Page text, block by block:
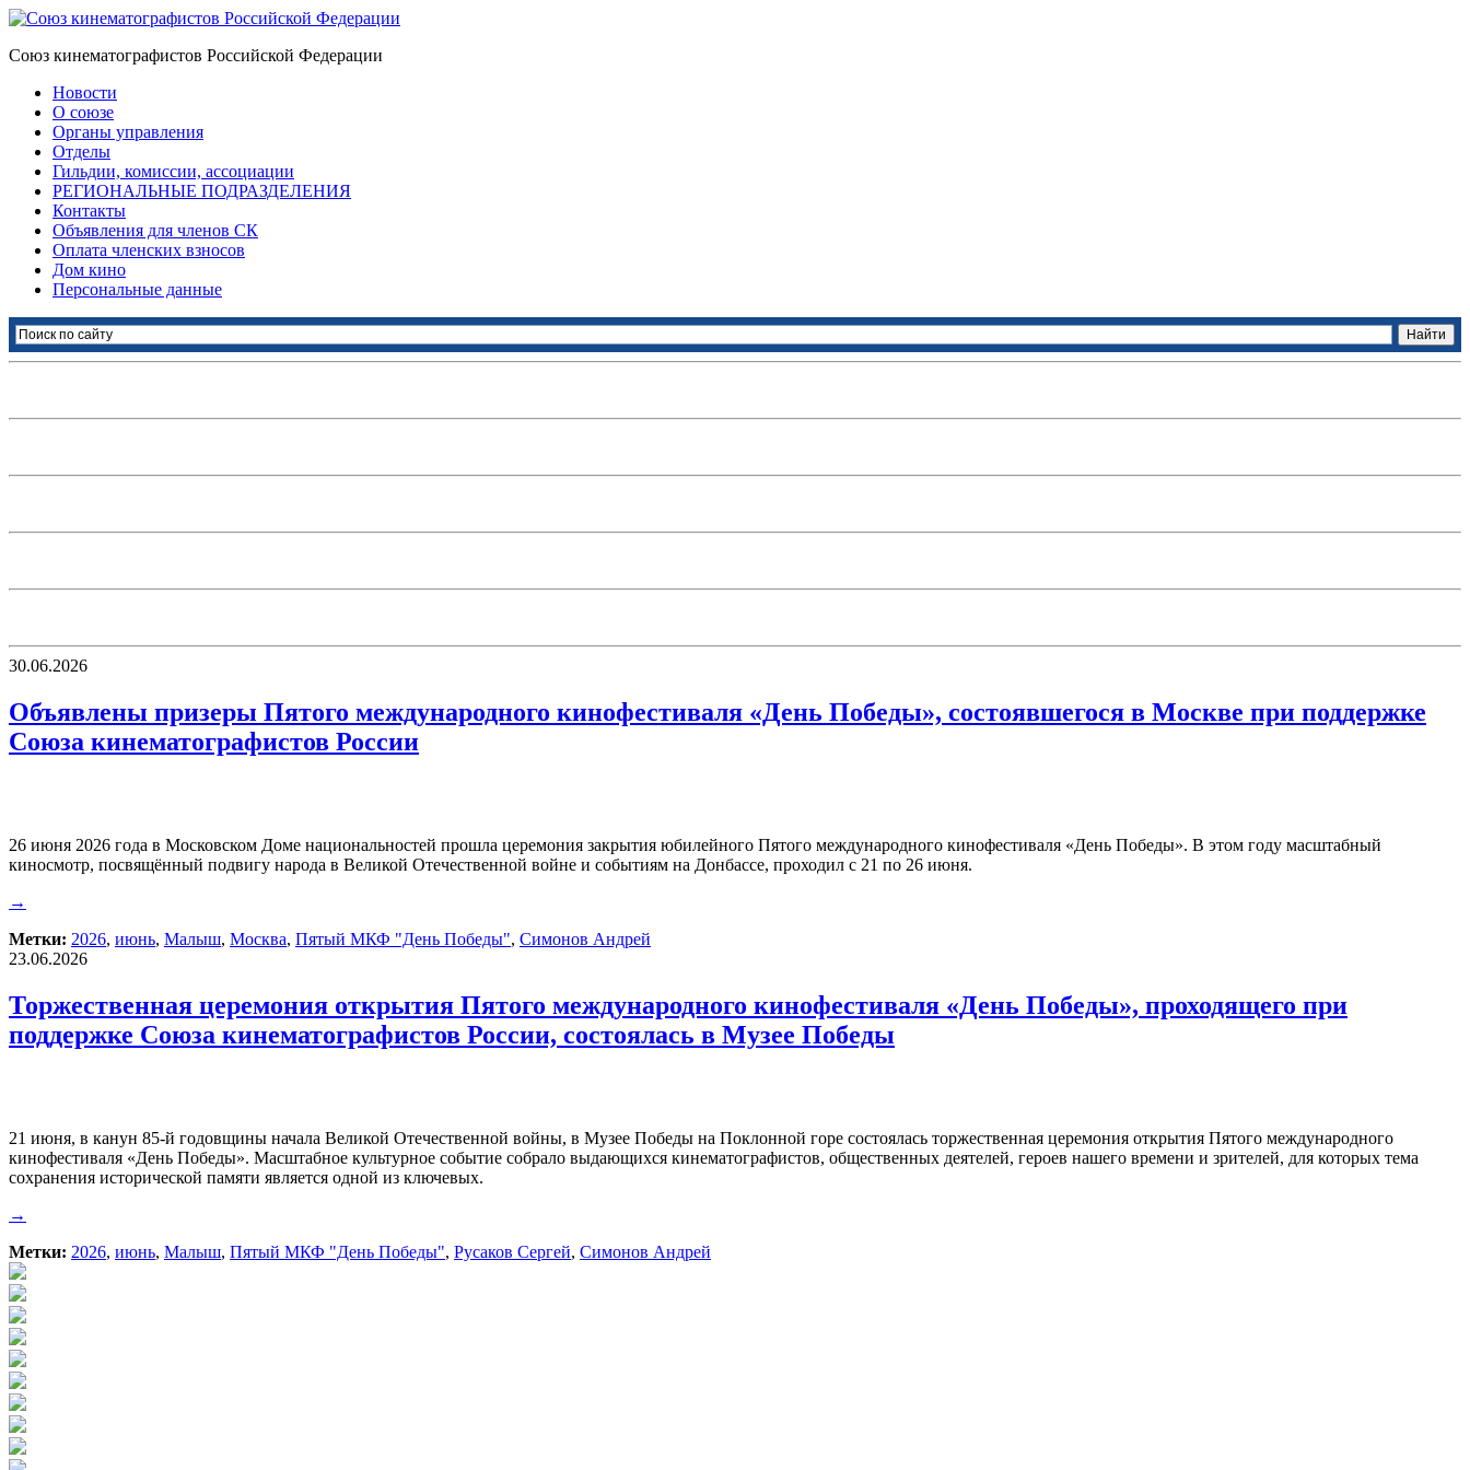
Союз кинематографистов Российской Федерации
Новости
О союзе
Органы управления
Отделы
Гильдии, комиссии, ассоциации
РЕГИОНАЛЬНЫЕ ПОДРАЗДЕЛЕНИЯ
Контакты
Объявления для членов СК
Оплата членских взносов
Дом кино
Персональные данные
30.06.2026
Объявлены призеры Пятого международного кинофестиваля «День Победы», состоявшегося в Москве при поддержке
Союза кинематографистов России
26 июня 2026 года в Московском Доме национальностей прошла церемония закрытия юбилейного Пятого международного кинофестиваля «День Победы». В этом году масштабный
киносмотр, посвящённый подвигу народа в Великой Отечественной войне и событиям на Донбассе, проходил с 21 по 26 июня.
→
Метки: 2026, июнь, Малыш, Москва, Пятый МКФ "День Победы", Симонов Андрей
23.06.2026
Торжественная церемония открытия Пятого международного кинофестиваля «День Победы», проходящего при
поддержке Союза кинематографистов России, состоялась в Музее Победы
21 июня, в канун 85-й годовщины начала Великой Отечественной войны, в Музее Победы на Поклонной горе состоялась торжественная церемония открытия Пятого международного
кинофестиваля «День Победы». Масштабное культурное событие собрало выдающихся кинематографистов, общественных деятелей, героев нашего времени и зрителей, для которых тема
сохранения исторической памяти является одной из ключевых.
→
Метки: 2026, июнь, Малыш, Пятый МКФ "День Победы", Русаков Сергей, Симонов Андрей